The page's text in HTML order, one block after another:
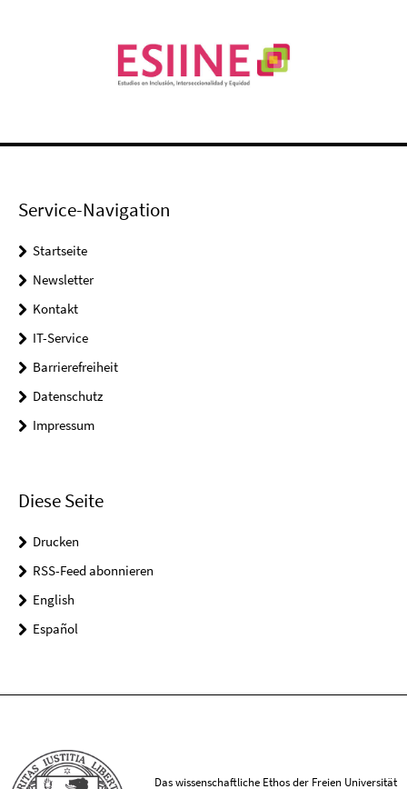
Service-Navigation
Startseite
Newsletter
Kontakt
IT-Service
Barrierefreiheit
Datenschutz
Impressum
Diese Seite
Drucken
RSS-Feed abonnieren
English
Español
Das wissenschaftliche Ethos der Freien Universität